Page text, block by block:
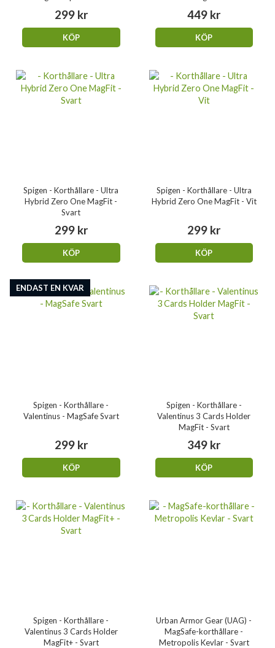
299 kr
KÖP
449 kr
KÖP
Spigen - Korthållare - Ultra
Hybrid Zero One MagFit -
Svart
299 kr
KÖP
Spigen - Korthållare - Ultra
Hybrid Zero One MagFit - Vit
299 kr
KÖP
ENDAST EN KVAR
Spigen - Korthållare -
Valentinus - MagSafe Svart
299 kr
KÖP
Spigen - Korthållare -
Valentinus 3 Cards Holder
MagFit - Svart
349 kr
KÖP
Spigen - Korthållare -
Valentinus 3 Cards Holder
MagFit+ - Svart
Urban Armor Gear (UAG) -
MagSafe-korthållare -
Metropolis Kevlar - Svart